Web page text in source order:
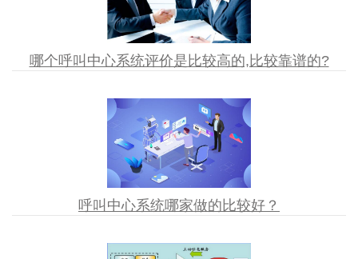
哪个呼叫中心系统评价是比较高的,比较靠谱的?
呼叫中心系统哪家做的比较好？